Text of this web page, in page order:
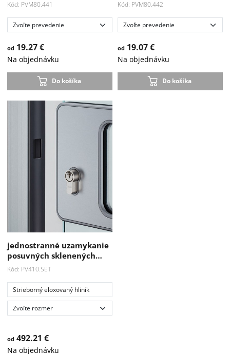
Kód: PVM80.441
od19.27 €
Na objednávku
Do košíka
Kód: PVM80.442
od 19.07 €
Na objednávku
Do košíka
jednostranné uzamykanie
posuvných sklenených…
Kód: PV410.SET
Strieborný eloxovaný hliník
od492.21 €
Na objednávku